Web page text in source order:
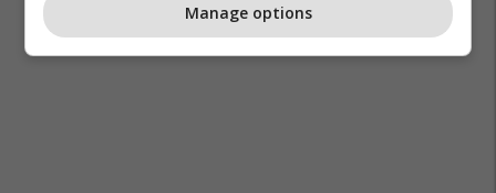
Manage options